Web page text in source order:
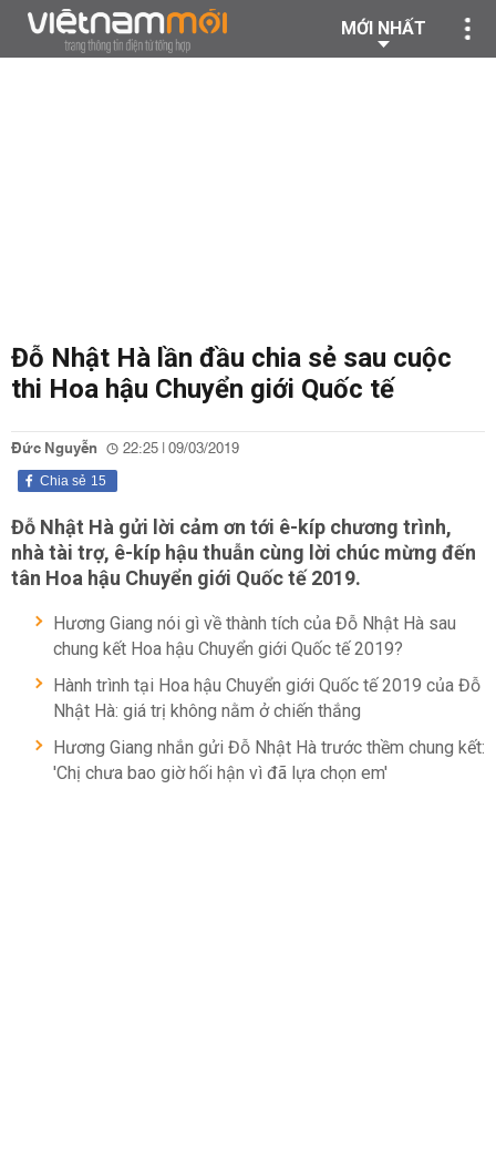
MỚI NHẤT
Đỗ Nhật Hà lần đầu chia sẻ sau cuộc
thi Hoa hậu Chuyển giới Quốc tế
Đức Nguyễn 22:25 | 09/03/2019
15
Chia sẻ
Đỗ Nhật Hà gửi lời cảm ơn tới ê-kíp chương trình,
nhà tài trợ, ê-kíp hậu thuẫn cùng lời chúc mừng đến
tân Hoa hậu Chuyển giới Quốc tế 2019.
Hương Giang nói gì về thành tích của Đỗ Nhật Hà sau
chung kết Hoa hậu Chuyển giới Quốc tế 2019?
Hành trình tại Hoa hậu Chuyển giới Quốc tế 2019 của Đỗ
Nhật Hà: giá trị không nằm ở chiến thắng
Hương Giang nhắn gửi Đỗ Nhật Hà trước thềm chung kết:
'Chị chưa bao giờ hối hận vì đã lựa chọn em'